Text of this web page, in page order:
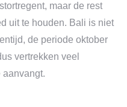
maar de rest
uit te houden. Bali is niet
de periode oktober
vertrekken veel
aanvangt.